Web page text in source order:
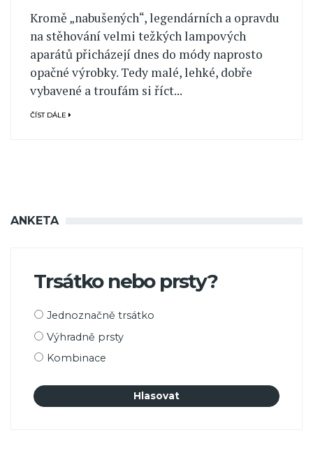
Kromě „nabušených“, legendárních a opravdu
na stěhování velmi težkých lampových
aparátů přicházejí dnes do módy naprosto
opačné výrobky. Tedy malé, lehké, dobře
vybavené a troufám si říct...
ČÍST DÁLE
ANKETA
Trsátko nebo prsty?
Možnosti
Jednoznačně trsátko
Výhradně prsty
Kombinace